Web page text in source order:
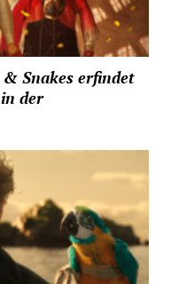
Snakes erfindet
der